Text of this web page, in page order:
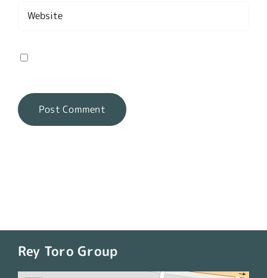
Rey Toro Group